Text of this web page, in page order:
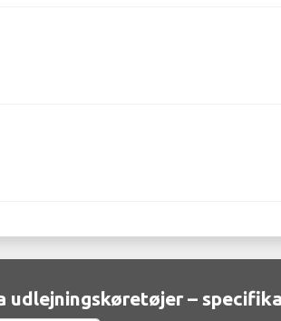
udlejningskøretøjer –